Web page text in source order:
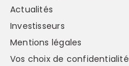
Actualités
Investisseurs
Mentions légales
Vos choix de confidentialité